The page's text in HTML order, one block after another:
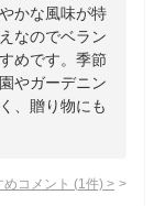
かな風味が特
なのでベラン
めです。季節
やガーデニン
、贈り物にも
コメント (1 件) >